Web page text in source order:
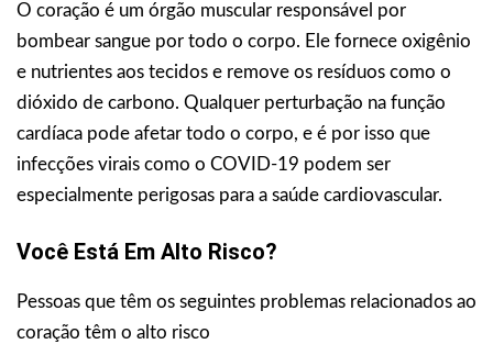
O coração é um órgão muscular responsável por
bombear sangue por todo o corpo. Ele fornece oxigênio
e nutrientes aos tecidos e remove os resíduos como o
dióxido de carbono. Qualquer perturbação na função
cardíaca pode afetar todo o corpo, e é por isso que
infecções virais como o COVID-19 podem ser
especialmente perigosas para a saúde cardiovascular.
Você Está Em Alto Risco?
Pessoas que têm os seguintes problemas relacionados ao
coração têm o alto risco